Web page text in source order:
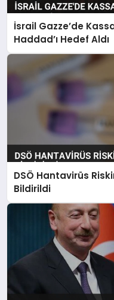
İsrail Gazze’de
Haddad’ı Hedef Aldı
DSÖ Hantavirüs
Bildirildi